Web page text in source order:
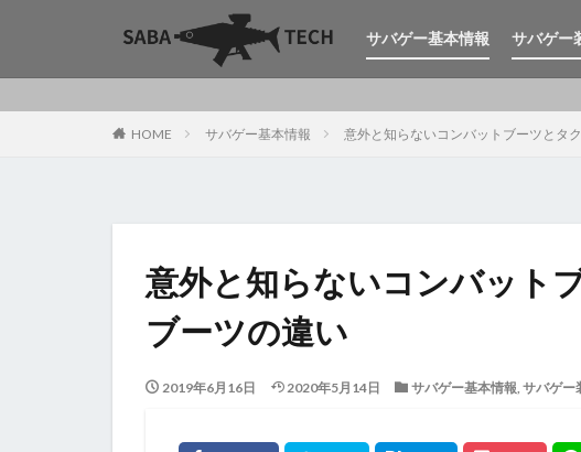
サバゲー基本情報 サバゲー
HOME サバゲー基本情報 意外と知らないコンバットブーツとタ
意外と知らないコンバット
ブーツの違い
2019年6月16日 2020年5月14日 サバゲー基本情報, サバゲー